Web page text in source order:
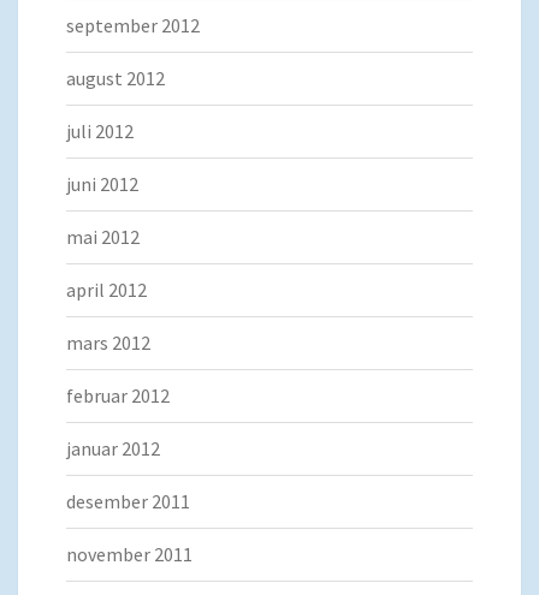
september 2012
august 2012
juli 2012
juni 2012
mai 2012
april 2012
mars 2012
februar 2012
januar 2012
desember 2011
november 2011